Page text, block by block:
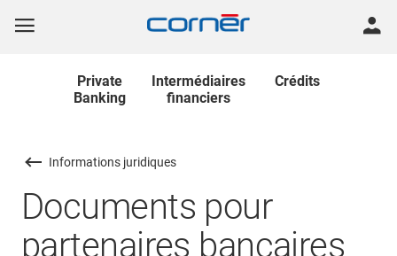
Private
Banking
Intermédiaires
financiers
Crédits
Informations juridiques
Documents pour
partenaires bancaires